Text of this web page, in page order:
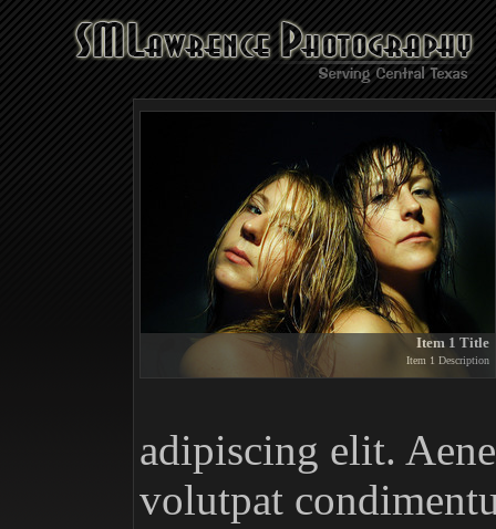
Item 1 Title
Item 1 Description
adipiscing elit.
volutpat